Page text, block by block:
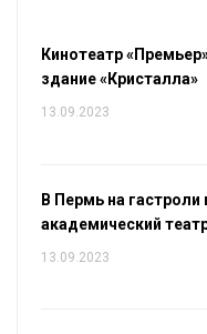
Кинотеатр
здание «Кристалла»
13.09.2023
В Пермь на гастроли
академический
13.09.2023